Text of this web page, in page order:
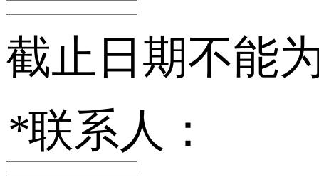
截止日期不能
*联系人：